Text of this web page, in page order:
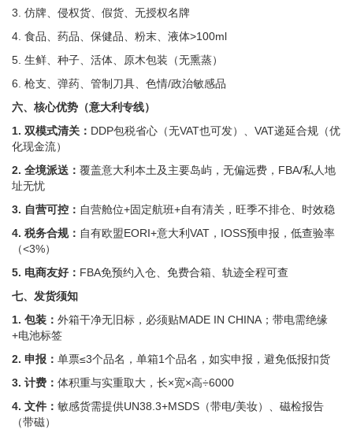
3. 仿牌、侵权货、假货、无授权名牌
4. 食品、药品、保健品、粉末、液体>100ml
5. 生鲜、种子、活体、原木包装（无熏蒸）
6. 枪支、弹药、管制刀具、色情/政治敏感品
六、核心优势（意大利专线）
1. 双模式清关： DDP包税省心（无VAT也可发）、VAT递延合规（优
化现金流）
2. 全境派送： 覆盖意大利本土及主要岛屿，无偏远费，FBA/私人地
址无忧
3. 自营可控： 自营舱位+固定航班+自有清关，旺季不排仓、时效稳
4. 税务合规： 自有欧盟EORI+意大利VAT，IOSS预申报，低查验率
（<3%）
5. 电商友好： FBA免预约入仓、免费合箱、轨迹全程可查
七、发货须知
1. 包装： 外箱干净无旧标，必须贴MADE IN CHINA；带电需绝缘
+电池标签
2. 申报： 单票≤3个品名，单箱1个品名，如实申报，避免低报扣货
3. 计费： 体积重与实重取大，长×宽×高÷6000
4. 文件： 敏感货需提供UN38.3+MSDS（带电/美妆）、磁检报告
（带磁）